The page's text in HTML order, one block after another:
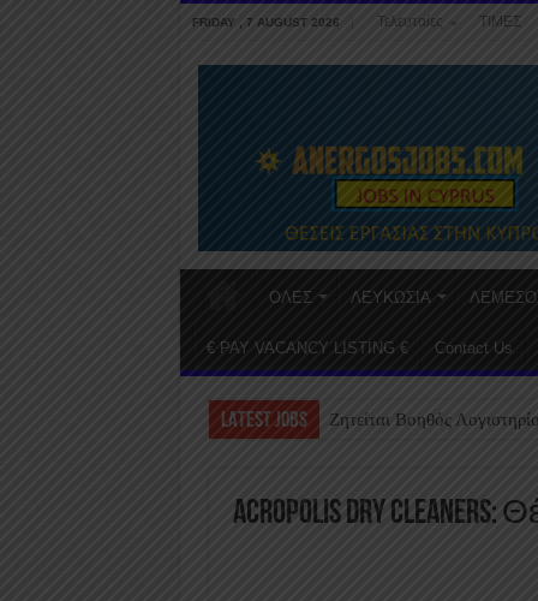
FRIDAY , 7 AUGUST 2026 Τελευταίες ΤΙΜΕΣ
ΟΛΕΣ ΛΕΥΚΩΣΙΑ
€ PAY VACANCY LISTING € Contact Us
LATEST JOBS Ζητείται Βοηθός
Acropolis Dry Cleaners: